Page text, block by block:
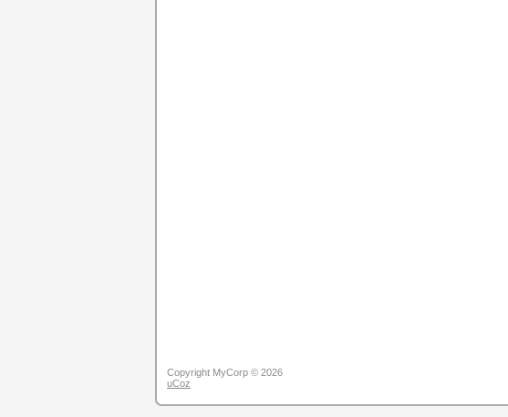
Copyright MyCorp © 2026
uCoz